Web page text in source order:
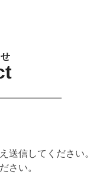
送信してください。
さい。